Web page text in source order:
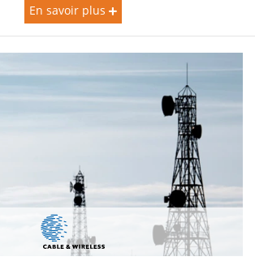
En savoir plus